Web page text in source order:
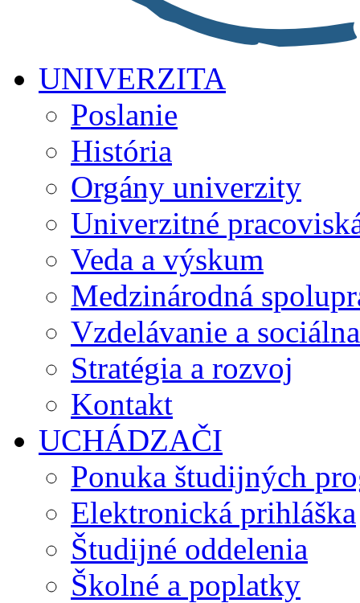
UNIVERZITA
Poslanie
História
Orgány univerzity
Univerzitné
Veda a výskum
Medzinárodná
Vzdelávanie a
Stratégia a rozvoj
Kontakt
UCHÁDZAČI
Ponuka študijných
Elektronická prihláška
Študijné oddelenia
Školné a poplatky